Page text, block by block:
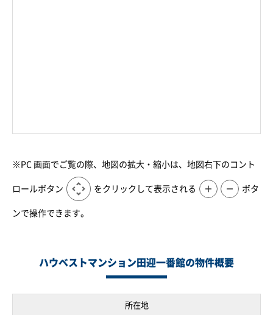
※PC 画面でご覧の際、地図の拡大・縮小は、地図右下のコント
ロールボタン をクリックして表示される ＋ － ボタ
ンで操作できます。
ハウベストマンション田迎一番館の物件概要
所在地